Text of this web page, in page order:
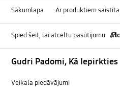
Sākumlapa Ar produktiem
Spied šeit, lai atceltu pasūtījumu
Gudri Padomi, Kā Iepirkties
Veikala piedāvājumi